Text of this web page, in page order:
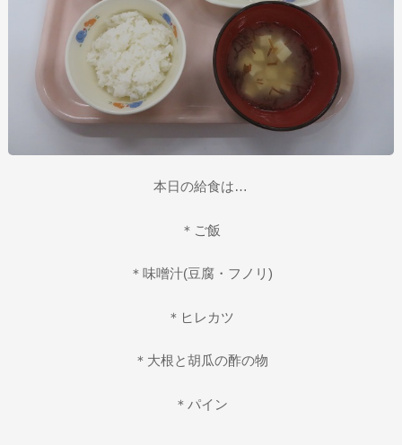
本日の給食は…
＊ご飯
＊味噌汁(豆腐・フノリ)
＊ヒレカツ
＊大根と胡瓜の酢の物
＊パイン